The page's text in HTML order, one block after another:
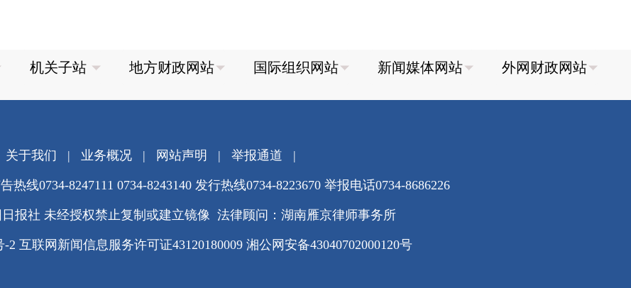
关于我们 | 业务概况| 网站声明 | 举报通道 |
热线0734-8247111 0734-8243140 发行热线0734-8223670 举报电话0734-8686226
报社 未经授权禁止复制或建立镜像 法律顾问：湖南雁京律师事务所
-2 互联网新闻信息服务许可证43120180009 湘公网安备43040702000120号